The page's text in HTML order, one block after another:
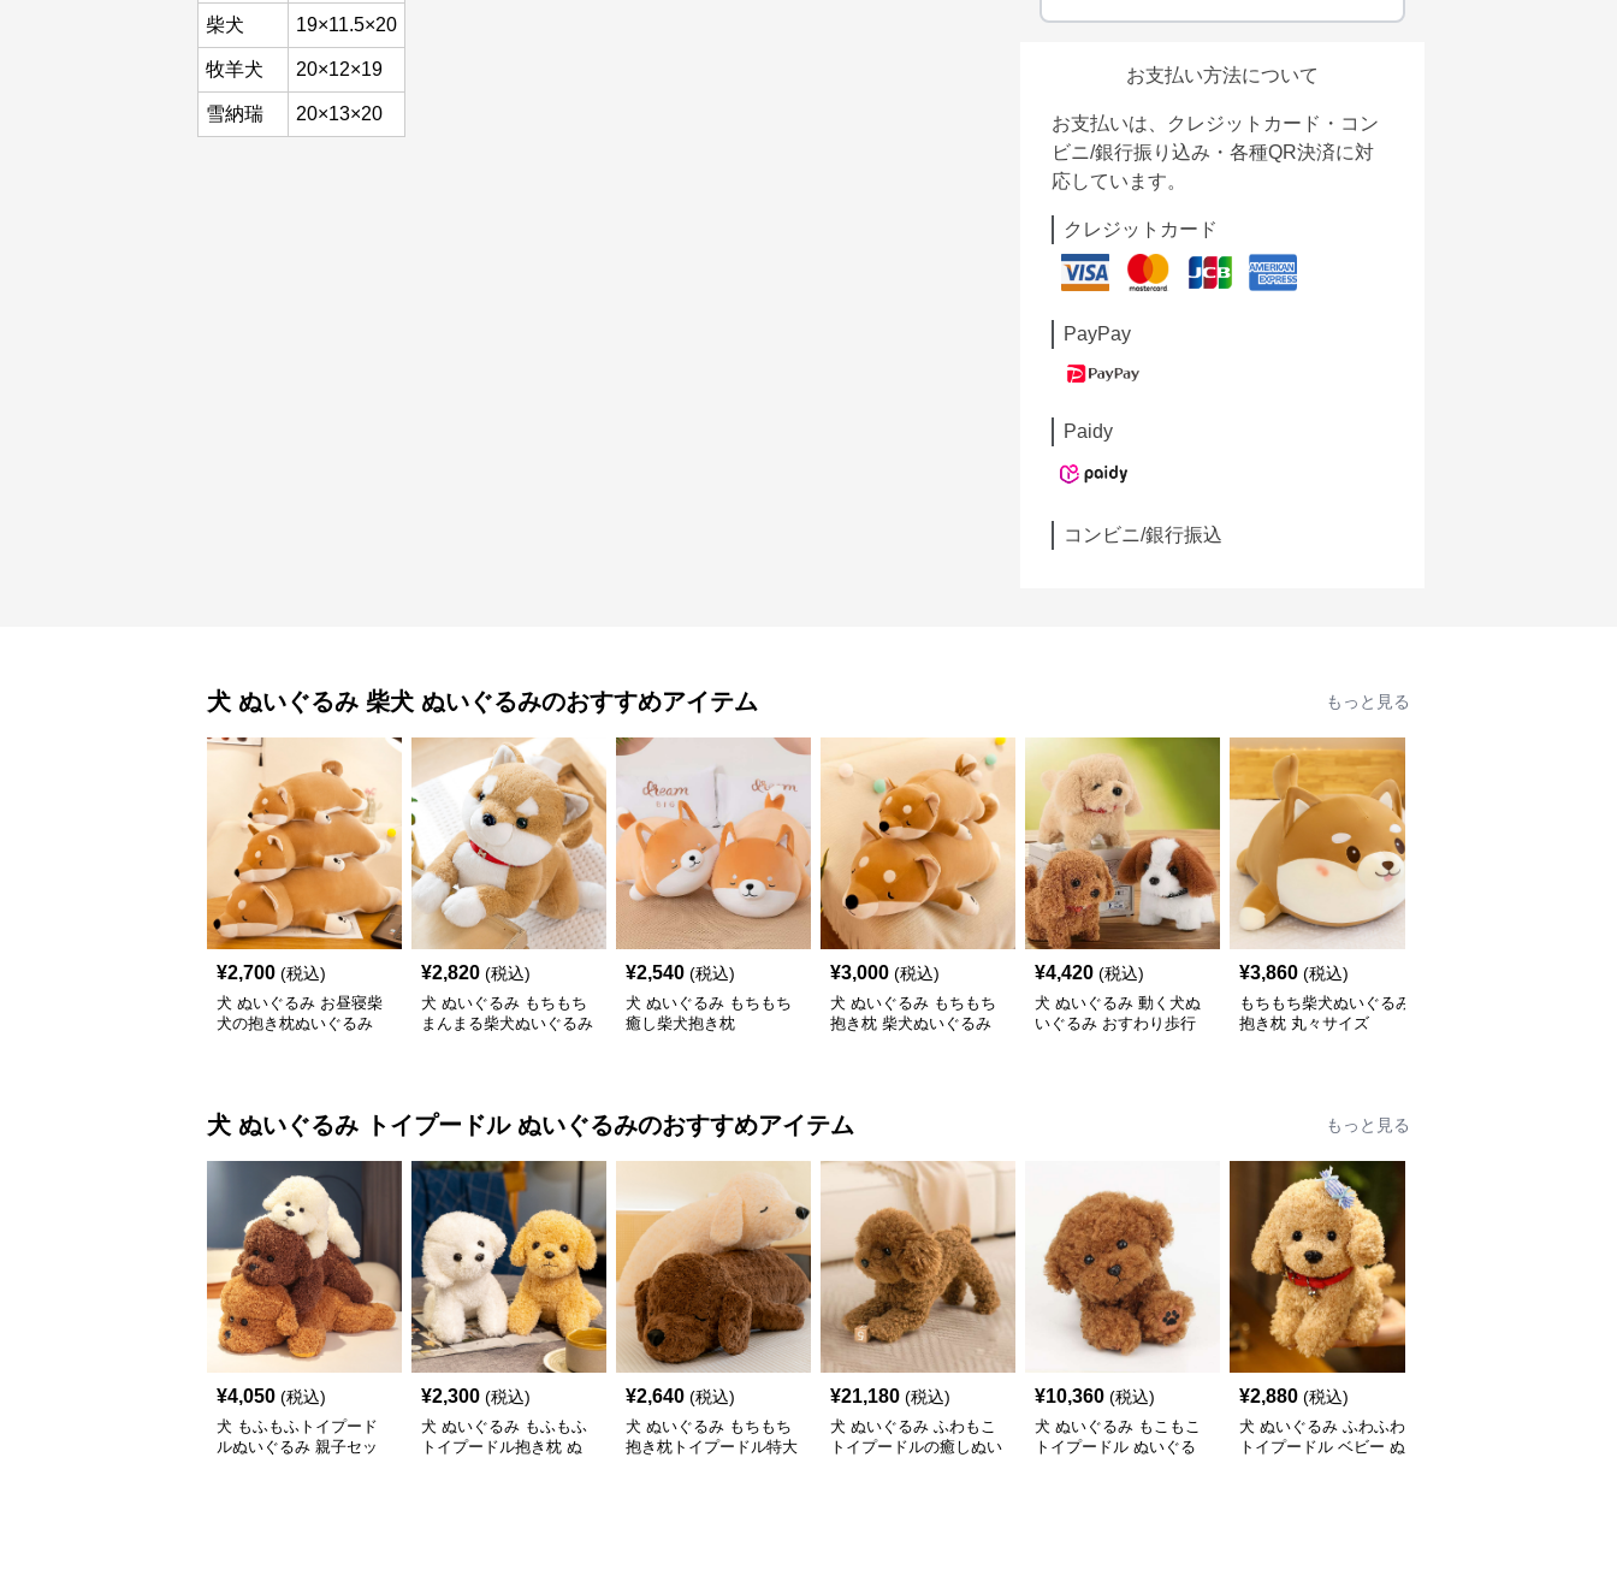
柴犬 19×11.5×20
牧羊犬 20×12×19
雪納瑞 20×13×20
お支払い方法について
お支払いは、クレジットカード・コン
ビニ/銀行振り込み・各種QR決済に対
応しています。
クレジットカード
PayPay
Paidy
コンビニ/銀行振込
犬 ぬいぐるみ 柴犬 ぬいぐるみのおすすめアイテム もっと見る
¥2,700 (税込)
犬 ぬいぐるみ お昼寝柴
犬の抱き枕ぬいぐるみ
¥2,820 (税込)
犬 ぬいぐるみ もちもち
まんまる柴犬ぬいぐるみ
¥2,540 (税込)
犬 ぬいぐるみ もちもち
癒し柴犬抱き枕
¥3,000 (税込)
犬 ぬいぐるみ もちもち
抱き枕 柴犬ぬいぐるみ
¥4,420 (税込)
犬 ぬいぐるみ 動く犬ぬ
いぐるみ おすわり歩行
¥3,860 (税込)
もちもち柴犬ぬいぐるみ
抱き枕 丸々サイズ
犬 ぬいぐるみ トイプードル ぬいぐるみのおすすめアイテム もっと見る
¥4,050 (税込)
犬 もふもふトイプード
ルぬいぐるみ 親子セッ
¥2,300 (税込)
犬 ぬいぐるみ もふもふ
トイプードル抱き枕 ぬ
¥2,640 (税込)
犬 ぬいぐるみ もちもち
抱き枕トイプードル特大
¥21,180 (税込)
犬 ぬいぐるみ ふわもこ
トイプードルの癒しぬい
¥10,360 (税込)
犬 ぬいぐるみ もこもこ
トイプードル ぬいぐる
¥2,880 (税込)
犬 ぬいぐるみ ふわふわ
トイプードル ベビー ぬ